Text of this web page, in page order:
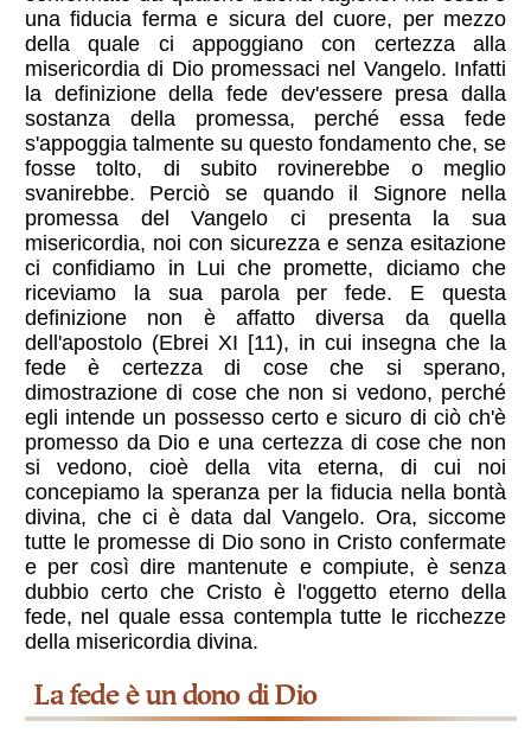
una fiducia ferma e sicura del cuore, per mezzo
della quale ci appoggiano con certezza alla
misericordia di Dio promessaci nel Vangelo. Infatti
la definizione della fede dev'essere presa dalla
sostanza della promessa, perché essa fede
s'appoggia talmente su questo fondamento che, se
fosse tolto, di subito rovinerebbe o meglio
svanirebbe. Perciò se quando il Signore nella
promessa del Vangelo ci presenta la sua
misericordia, noi con sicurezza e senza esitazione
ci confidiamo in Lui che promette, diciamo che
riceviamo la sua parola per fede. E questa
definizione non è affatto diversa da quella
dell'apostolo (Ebrei XI [11), in cui insegna che la
fede è certezza di cose che si sperano,
dimostrazione di cose che non si vedono, perché
egli intende un possesso certo e sicuro di ciò ch'è
promesso da Dio e una certezza di cose che non
si vedono, cioè della vita eterna, di cui noi
concepiamo la speranza per la fiducia nella bontà
divina, che ci è data dal Vangelo. Ora, siccome
tutte le promesse di Dio sono in Cristo confermate
e per così dire mantenute e compiute, è senza
dubbio certo che Cristo è l'oggetto eterno della
fede, nel quale essa contempla tutte le ricchezze
della misericordia divina.
La fede è un dono di Dio